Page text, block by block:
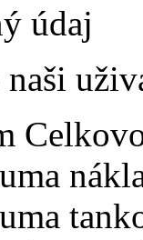
údaj
naši